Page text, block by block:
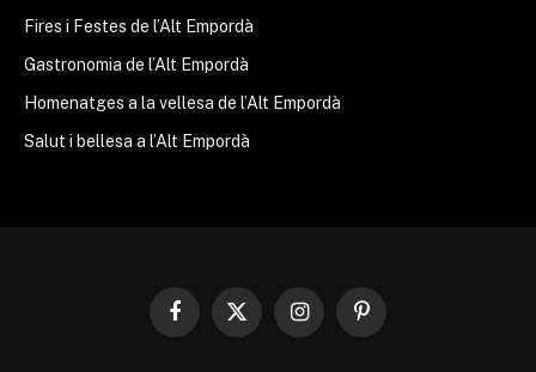
Fires i Festes de l’Alt Empordà
Gastronomia de l’Alt Empordà
Homenatges a la vellesa de l’Alt Empordà
Salut i bellesa a l’Alt Empordà
Facebook
X
InstagramPinterest